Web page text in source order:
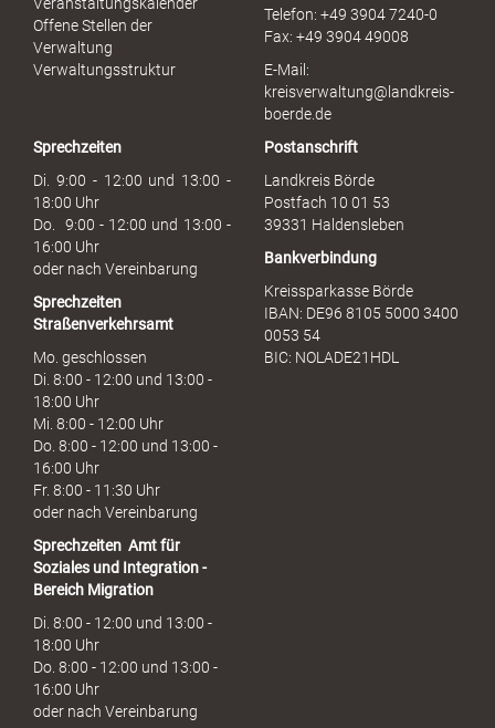
Offene Stellen der
Verwaltung
Verwaltungsstruktur
Telefon: +49 3904 7240-0
Fax: +49 3904 49008
E-Mail:
kreisverwaltung@landkreis-
boerde.de
Sprechzeiten
Di. 9:00 - 12:00 und 13:00 -
18:00 Uhr
Do. 9:00 - 12:00 und 13:00 -
16:00 Uhr
oder nach Vereinbarung
Sprechzeiten
Straßenverkehrsamt
Mo. geschlossen
Di. 8:00 - 12:00 und 13:00 -
18:00 Uhr
Mi. 8:00 - 12:00 Uhr
Do. 8:00 - 12:00 und 13:00 -
16:00 Uhr
Fr. 8:00 - 11:30 Uhr
oder nach Vereinbarung
Sprechzeiten Amt für
Soziales und Integration -
Bereich Migration
Di. 8:00 - 12:00 und 13:00 -
18:00 Uhr
Do. 8:00 - 12:00 und 13:00 -
16:00 Uhr
oder nach Vereinbarung
Postanschrift
Landkreis Börde
Postfach 10 01 53
39331 Haldensleben
Bankverbindung
Kreissparkasse Börde
IBAN: DE96 8105 5000 3400
0053 54
BIC: NOLADE21HDL